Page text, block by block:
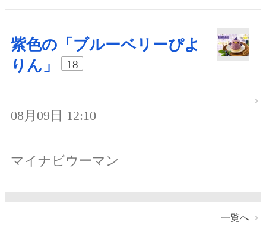
紫色の「ブルーベリーぴよ
りん」
18
08月09日 12:10
マイナビウーマン
一覧へ